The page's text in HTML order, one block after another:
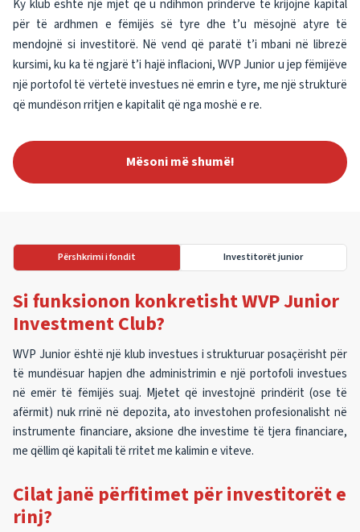
Ky klub është një mjet që u ndihmon prindërve të krijojnë kapital
për të ardhmen e fëmijës së tyre dhe t’u mësojnë atyre të
mendojnë si investitorë. Në vend që paratë t’i mbani në librezë
kursimi, ku ka të ngjarë t’i hajë inflacioni, WVP Junior u jep fëmijëve
një portofol të vërtetë investues në emrin e tyre, me një strukturë
që mundëson rritjen e kapitalit që nga moshë e re.
Mësoni më shumë!
Përshkrimi i fondit Investitorët junior
Si funksionon konkretisht WVP Junior
Investment Club?
WVP Junior është një klub investues i strukturuar posaçërisht për
të mundësuar hapjen dhe administrimin e një portofoli investues
në emër të fëmijës suaj. Mjetet që investojnë prindërit (ose të
afërmit) nuk rrinë në depozita, ato investohen profesionalisht në
instrumente financiare, aksione dhe investime të tjera financiare,
me qëllim që kapitali të rritet me kalimin e viteve.
Cilat janë përfitimet për investitorët e
rinj?